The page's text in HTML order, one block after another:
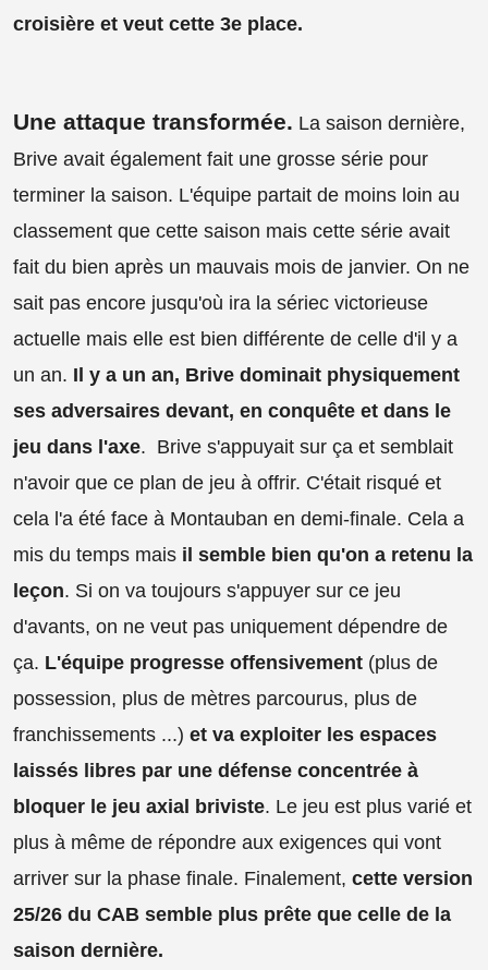
croisière et veut cette 3e place.
Une attaque transformée. La saison dernière,
Brive avait également fait une grosse série pour
terminer la saison. L'équipe partait de moins loin au
classement que cette saison mais cette série avait
fait du bien après un mauvais mois de janvier. On ne
sait pas encore jusqu'où ira la sériec victorieuse
actuelle mais elle est bien différente de celle d'il y a
un an. Il y a un an, Brive dominait physiquement
ses adversaires devant, en conquête et dans le
jeu dans l'axe. Brive s'appuyait sur ça et semblait
n'avoir que ce plan de jeu à offrir. C'était risqué et
cela l'a été face à Montauban en demi-finale. Cela a
mis du temps mais il semble bien qu'on a retenu la
leçon. Si on va toujours s'appuyer sur ce jeu
d'avants, on ne veut pas uniquement dépendre de
ça. L'équipe progresse offensivement (plus de
possession, plus de mètres parcourus, plus de
franchissements ...) et va exploiter les espaces
laissés libres par une défense concentrée à
bloquer le jeu axial briviste. Le jeu est plus varié et
plus à même de répondre aux exigences qui vont
arriver sur la phase finale. Finalement, cette version
25/26 du CAB semble plus prête que celle de la
saison dernière.